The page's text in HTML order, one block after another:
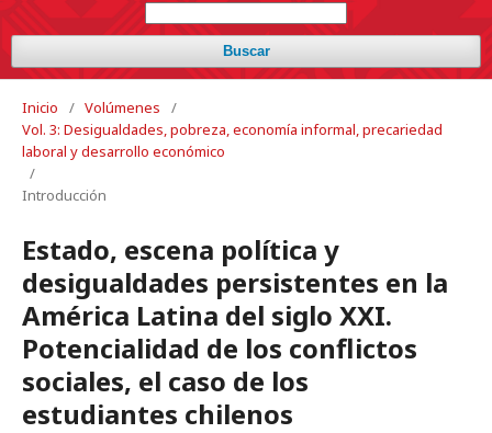
Buscar
Inicio / Volúmenes
/
Vol. 3: Desigualdades, pobreza, economía informal, precariedad
laboral y desarrollo económico
/
Introducción
Estado, escena política y
desigualdades persistentes en la
América Latina del siglo XXI.
Potencialidad de los conflictos
sociales, el caso de los
estudiantes chilenos